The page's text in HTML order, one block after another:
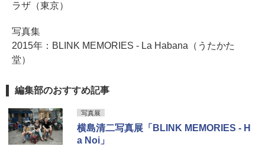
ラザ（東京）
写真集
2015年：BLINK MEMORIES - La Habana（うたかた
堂）
編集部のおすすめ記事
写真展
横島清二写真展「BLINK MEMORIES ‐ H
a Noi」